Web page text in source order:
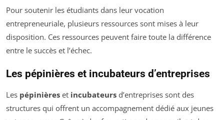
Pour soutenir les étudiants dans leur vocation
entrepreneuriale, plusieurs ressources sont mises à leur
disposition. Ces ressources peuvent faire toute la différence
entre le succès et l’échec.
Les pépinières et incubateurs d’entreprises
Les pépinières et incubateurs d’entreprises sont des
structures qui offrent un accompagnement dédié aux jeunes